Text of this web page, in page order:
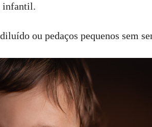
infantil.
ou pedaços pequenos sem